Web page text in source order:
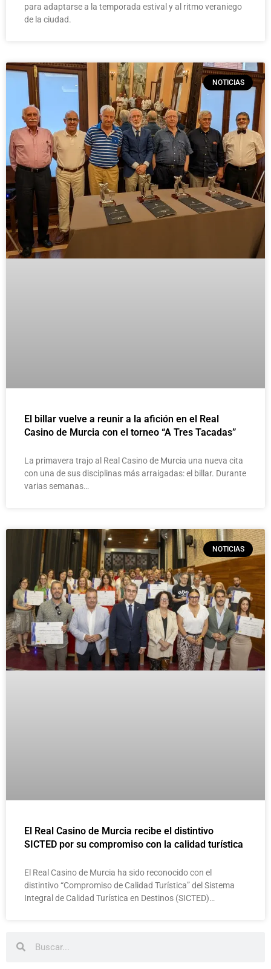
para adaptarse a la temporada estival y al ritmo veraniego
de la ciudad.
NOTICIAS
El billar vuelve a reunir a la afición en el Real
Casino de Murcia con el torneo “A Tres Tacadas”
La primavera trajo al Real Casino de Murcia una nueva cita
con una de sus disciplinas más arraigadas: el billar. Durante
varias semanas…
NOTICIAS
El Real Casino de Murcia recibe el distintivo
SICTED por su compromiso con la calidad turística
El Real Casino de Murcia ha sido reconocido con el
distintivo “Compromiso de Calidad Turística” del Sistema
Integral de Calidad Turística en Destinos (SICTED)…